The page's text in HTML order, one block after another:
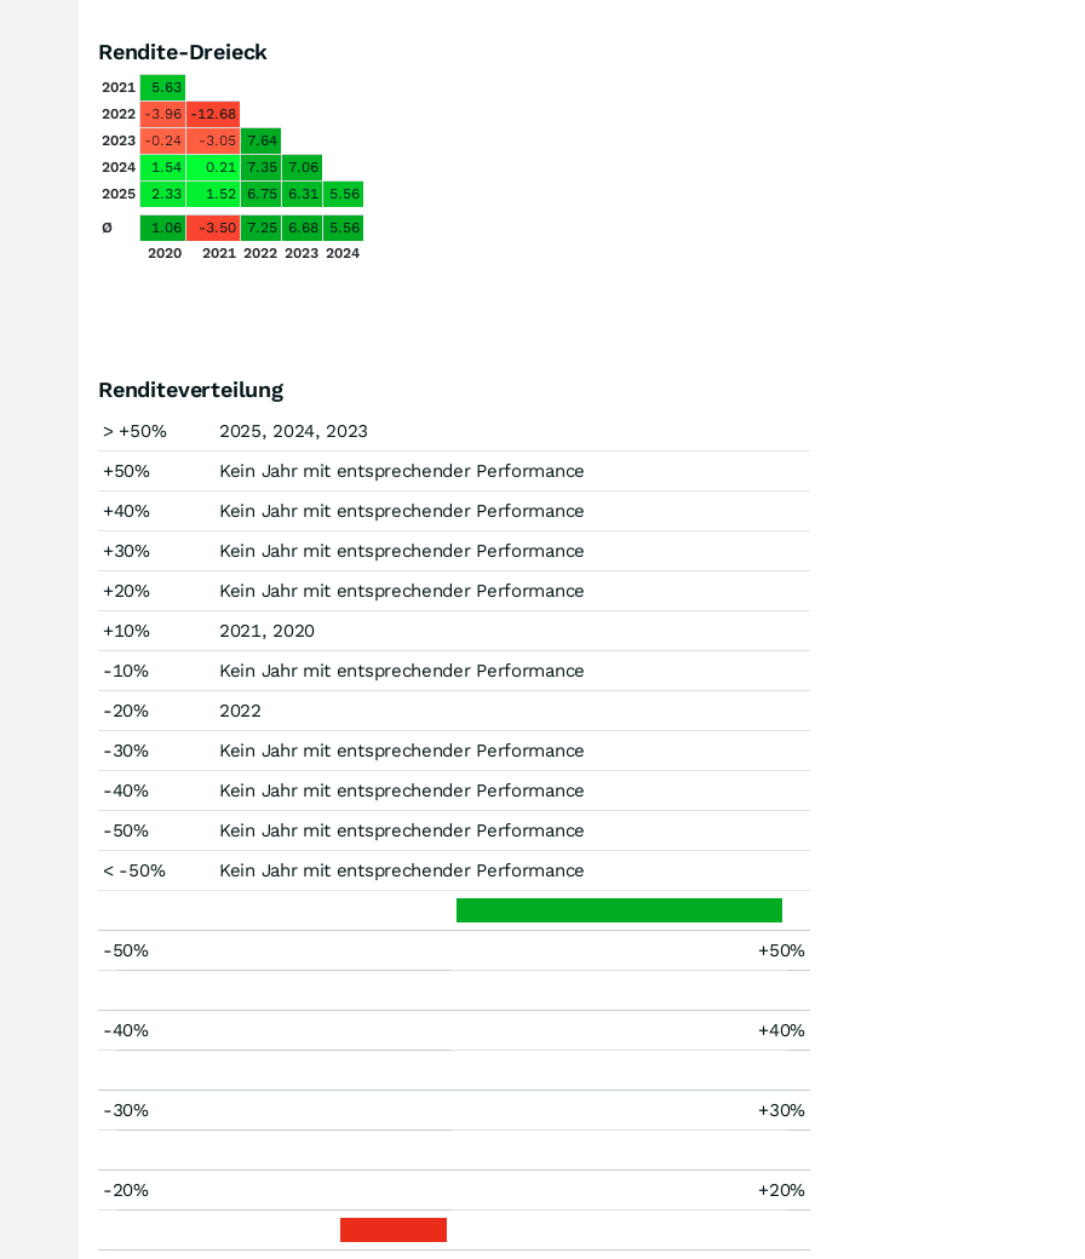
Rendite-Dreieck
2021
5.63
2022 -3.96 -12.68
2023 -0.24 -3.05
7.64
2024
1.54 0.21 7.35
7.06
2025
2.33 1.52 6.75 6.31
5.56
Ø
1.06 -3.50 7.25 6.68
5.56
2020
2021 2022 2023 2024
Renditeverteilung
> +50%
2025, 2024, 2023
+50%
Kein Jahr mit entsprechender Performance
+40%
Kein Jahr mit entsprechender Performance
+30%
Kein Jahr mit entsprechender Performance
+20%
Kein Jahr mit entsprechender Performance
+10%
2021, 2020
-10%
Kein Jahr mit entsprechender Performance
-20%
2022
-30%
Kein Jahr mit entsprechender Performance
-40%
Kein Jahr mit entsprechender Performance
-50%
Kein Jahr mit entsprechender Performance
< -50%
Kein Jahr mit entsprechender Performance
-50% +50%
-40% +40%
-30% +30%
-20% +20%